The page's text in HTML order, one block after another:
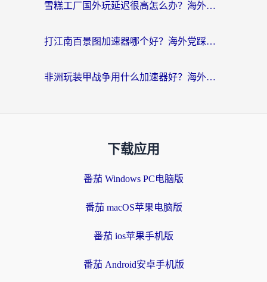
雪糕工厂国外玩延迟很高怎么办？海外玩家国服游戏加速终极攻略（附实测推荐）
打江南百景图加速器哪个好？海外党踩坑N次后，终于找到不卡的秘诀
非洲玩装甲战争用什么加速器好？海外党亲测有效的国服游戏加速方案
下载应用
番茄 Windows PC电脑版
番茄 macOS苹果电脑版
番茄 ios苹果手机版
番茄 Android安卓手机版